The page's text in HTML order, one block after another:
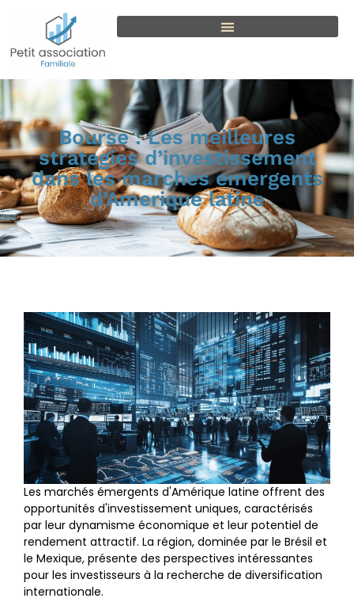
Bourse : Les meilleures
strategies d’investissement
dans les marches emergents
d’Amerique latine
Les marchés émergents d'Amérique latine offrent des
opportunités d'investissement uniques, caractérisés
par leur dynamisme économique et leur potentiel de
rendement attractif. La région, dominée par le Brésil et
le Mexique, présente des perspectives intéressantes
pour les investisseurs à la recherche de diversification
internationale.